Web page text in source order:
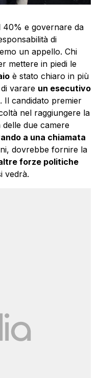
e governare da
di
un appello. Chi
mettere in piedi le
è stato chiaro in più
varare un esecutivo
. Il candidato premier
nel raggiungere la
due camere
a una chiamata
dovrebbe fornire la
forze politiche
vedrà.